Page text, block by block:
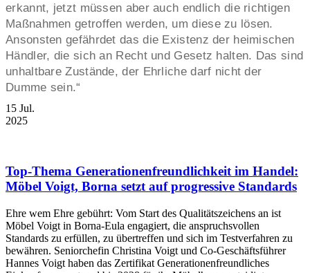
erkannt, jetzt müssen aber auch endlich die richtigen
Maßnahmen getroffen werden, um diese zu lösen.
Ansonsten gefährdet das die Existenz der heimischen
Händler, die sich an Recht und Gesetz halten. Das sind
unhaltbare Zustände, der Ehrliche darf nicht der
Dumme sein.“
15 Jul.
2025
Top-Thema Generationenfreundlichkeit im Handel:
Möbel Voigt, Borna setzt auf progressive Standards
Ehre wem Ehre gebührt: Vom Start des Qualitätszeichens an ist
Möbel Voigt in Borna-Eula engagiert, die anspruchsvollen
Standards zu erfüllen, zu übertreffen und sich im Testverfahren zu
bewähren. Seniorchefin Christina Voigt und Co-Geschäftsführer
Hannes Voigt haben das Zertifikat Generationenfreundliches